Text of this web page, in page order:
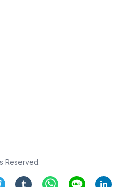
Reserved.